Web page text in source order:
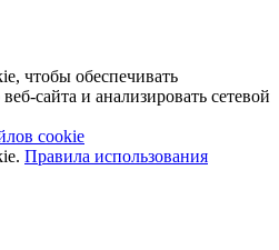
чтобы обеспечивать
сайта и анализировать сетевой
cookie
Правила использования